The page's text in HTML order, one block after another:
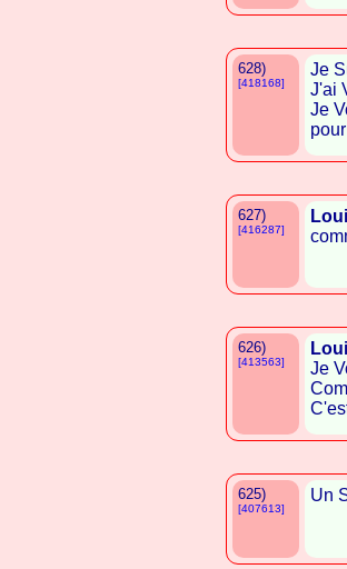
628)
[418168]
Je
J'ai
Je
pour
627)
[416287]
626)
[413563]
Je
625)
[407613]
Un